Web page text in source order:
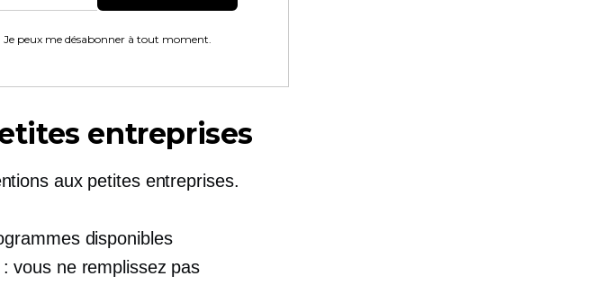
Je peux me désabonner à tout moment.
entreprises
aux petites entreprises.
disponibles
vous ne remplissez pas